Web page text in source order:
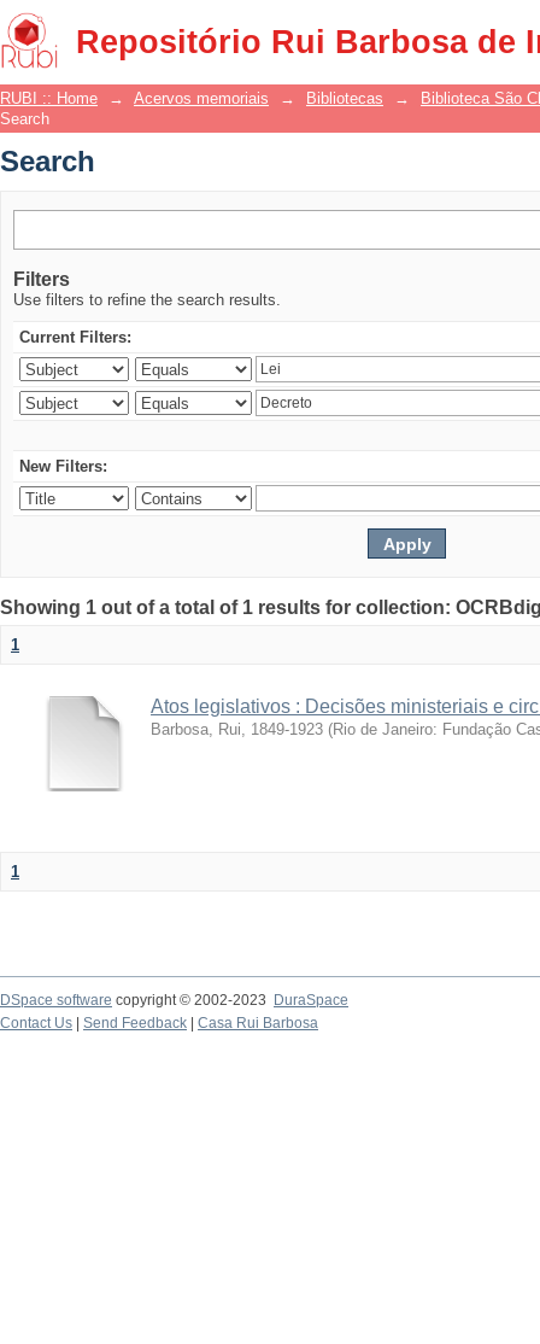
Repositório Rui Barbosa de
Search
RUBI :: Home → Acervos memoriais → Bibliotecas →
Biblioteca São
Search
Search
Filters
Use filters to refine the search results.
Current Filters:
New Filters:
Showing 1 out of a total of 1 results for collection:
1
Atos legislativos : Decisões ministeriais e
Barbosa, Rui, 1849-1923 (Rio de Janeiro: Fundação
1
DSpace software copyright © 2002-2023
DuraSpace
Contact Us
Send Feedback Casa Rui Barbosa